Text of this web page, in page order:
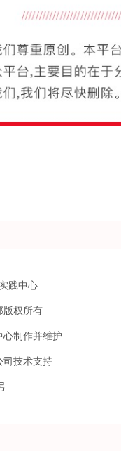
践中心
版权所有
心制作并维护
司技术支持